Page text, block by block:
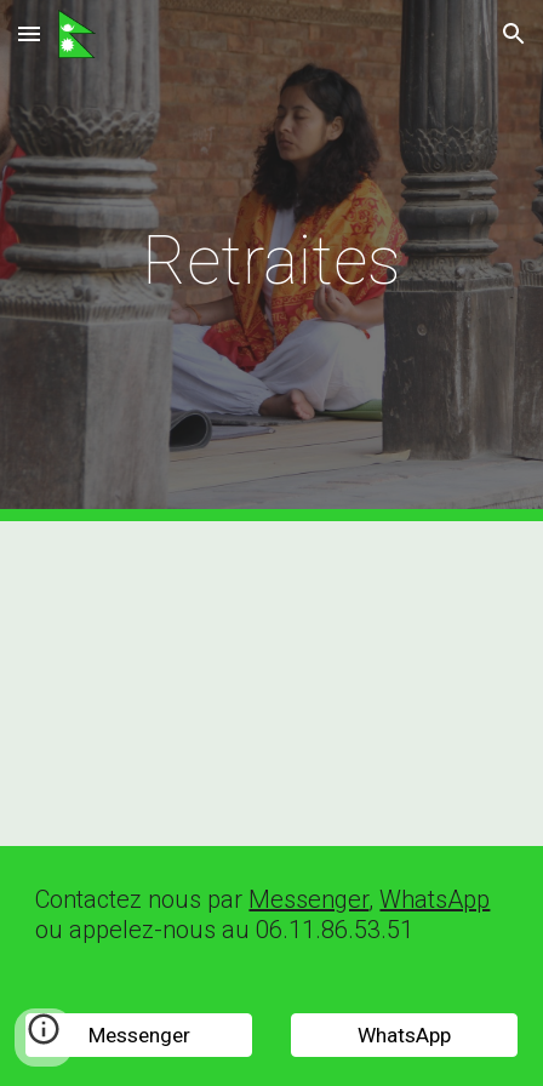
Skip to main content Skip to navigation
Retraites
Contactez nous par Messenger, WhatsApp
ou appelez-nous au 06.11.86.53.51
Messenger WhatsApp